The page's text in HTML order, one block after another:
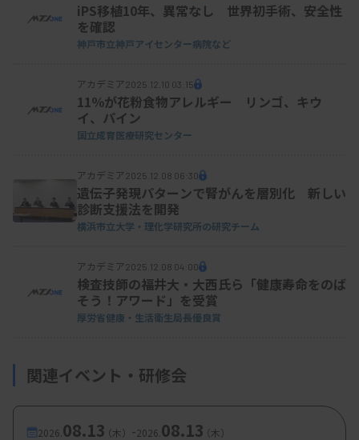
iPS移植10年、異常なし 世界初手術、安全性
を確認
神戸市立神戸アイセンター病院など
アカデミア 2025.12.10 03:15
11％が花粉食物アレルギー リンゴ、キウ
イ、パイン
国立成育医療研究センター
アカデミア 2025.12.08 06:30
遺伝子発現パターンで腎がんを層別化 新しい
診断支援法を開発
横浜市立大学・理化学研究所の研究チーム
アカデミア 2025.12.08 04:00
検査技師の福井大・大西氏ら「健康寿命をのば
そう！アワード」を受賞
厚労省健康・生活衛生局長優良賞
関連イベント・研修会
2026. 08.13（木） -2026. 08.13（木）